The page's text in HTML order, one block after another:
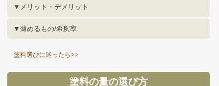
▼メリット・デメリット
▼薄めるもの/希釈率
塗料選びに迷ったら>>
塗料の量の選び方